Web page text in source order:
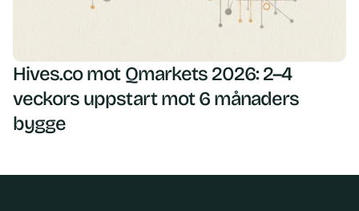
Hives.co mot Qmarkets 2026: 2–4
veckors uppstart mot 6 månaders
bygge